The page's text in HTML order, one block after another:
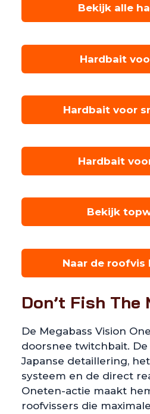
Bekijk alle
Hardbait
Hardbait voor
Hardbait
Bekijk
Naar de roofvis
Don’t Fish The
De Megabass Vision
doorsnee twitchbait.
Japanse detaillering,
systeem en de direct
Oneten-actie maakt
roofvissers die